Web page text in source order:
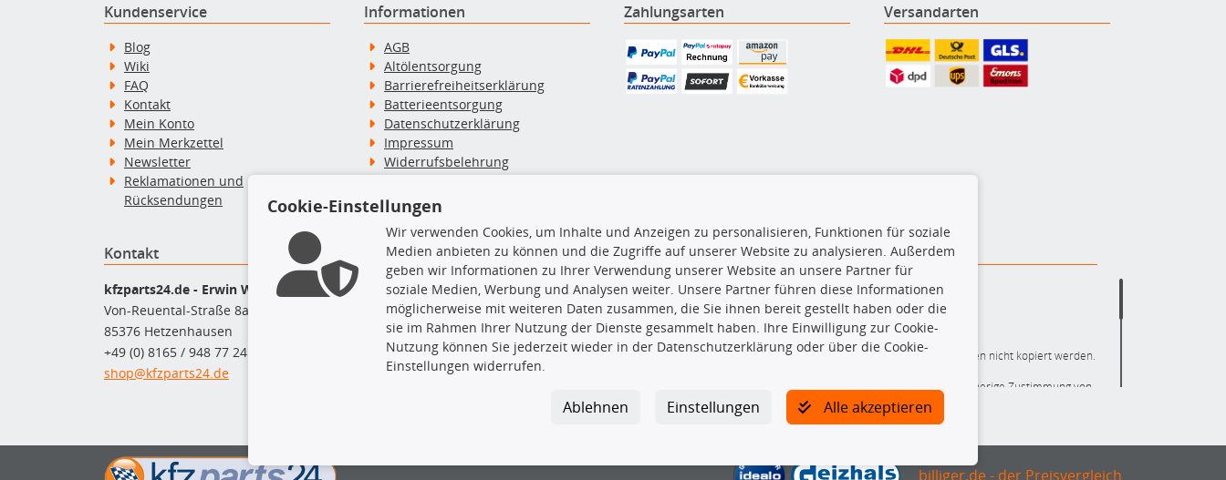
Kundenservice
Blog
Wiki
FAQ
Kontakt
Mein Konto
Mein Merkzettel
Newsletter
Reklamationen und
Rücksendungen
Informationen
AGB
Altölentsorgung
Barrierefreiheitserklärung
Batterieentsorgung
Datenschutzerklärung
Impressum
Widerrufsbelehrung
Widerruf des Vertrags
Zahlung & Versand
Zahlungsarten Versandarten
Kontakt
kfzparts24.de - Erwin Weber GmbH
Von-Reuental-Straße 8a
85376 Hetzenhausen
+49 (0) 8165 / 948 77 24
shop@kfzparts24.de
Top Produkte
Dachboxen
Dachgrundträger
Ersatzteile
Fahrradträger
Motoröle
TecDoc Inside
Die hier angezeigten Daten insbesondere die gesamte Datenbank dürfen nicht kopiert werden.
Es ist zu unterlassen, die Daten oder die gesamte Datenbank ohne vorherige Zustimmung von
TecDoc zu vervielfältigen, zu verbreiten und/oder diese Handlungen durch Dritte ausführen zu
lassen. Ein Zuwiderhandeln stellt eine Urheberrechtsverletzung dar und wird verfolgt.
Bitte prüfen Sie, ob das über unseren Onlineshop identifizierte Ersatzteil auch tatsächlich dem
gesuchten Ersatzteil entspricht.
Cookie-Einstellungen
Wir verwenden Cookies, um Inhalte und Anzeigen zu personalisieren, Funktionen für soziale
Medien anbieten zu können und die Zugriffe auf unserer Website zu analysieren. Außerdem
geben wir Informationen zu Ihrer Verwendung unserer Website an unsere Partner für
soziale Medien, Werbung und Analysen weiter. Unsere Partner führen diese Informationen
möglicherweise mit weiteren Daten zusammen, die Sie ihnen bereit gestellt haben oder die
sie im Rahmen Ihrer Nutzung der Dienste gesammelt haben. Ihre Einwilligung zur Cookie-
Nutzung können Sie jederzeit wieder in der Datenschutzerklärung oder über die Cookie-
Einstellungen widerrufen.
Alle akzeptieren
Einstellungen
Ablehnen